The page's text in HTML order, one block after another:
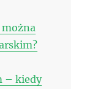
– kiedy